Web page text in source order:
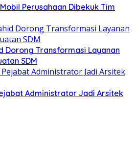
Perusahaan Dibekuk Tim
Dorong Transformasi Layanan
SDM
Administrator Jadi Arsitek